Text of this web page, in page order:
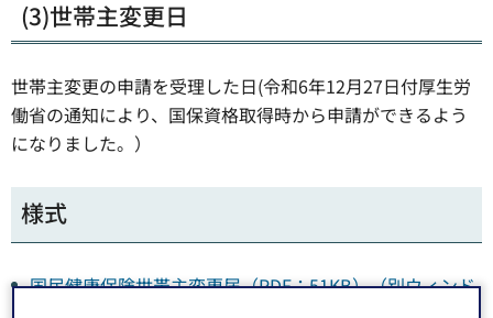
(3)世帯主変更日
世帯主変更の申請を受理した日(令和6年12月27日付厚生労
働省の通知により、国保資格取得時から申請ができるよう
になりました。）
様式
国民健康保険世帯主変更届（PDF：51KB）（別ウィンド